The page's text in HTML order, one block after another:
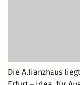
Die Allianzhaus